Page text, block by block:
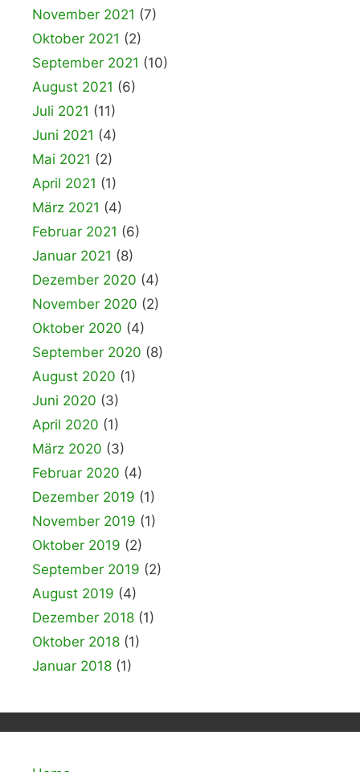
November 2021 (7)
Oktober 2021 (2)
September 2021 (10)
August 2021 (6)
Juli 2021 (11)
Juni 2021 (4)
Mai 2021 (2)
April 2021 (1)
März 2021 (4)
Februar 2021 (6)
Januar 2021 (8)
Dezember 2020 (4)
November 2020 (2)
Oktober 2020 (4)
September 2020 (8)
August 2020 (1)
Juni 2020 (3)
April 2020 (1)
März 2020 (3)
Februar 2020 (4)
Dezember 2019 (1)
November 2019 (1)
Oktober 2019 (2)
September 2019 (2)
August 2019 (4)
Dezember 2018 (1)
Oktober 2018 (1)
Januar 2018 (1)